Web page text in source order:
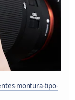
montura-tipo-